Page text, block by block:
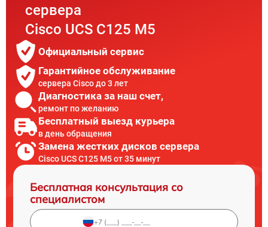
сервера
Cisco UCS C125 M5
Официальный сервис
Гарантийное обслуживание
сервера Cisco до 3 лет
Диагностика за наш счет,
ремонт по желанию
Бесплатный выезд курьера
в день обращения
Замена жестких дисков сервера
Cisco UCS C125 M5 от 35 минут
Бесплатная консультация со
специалистом